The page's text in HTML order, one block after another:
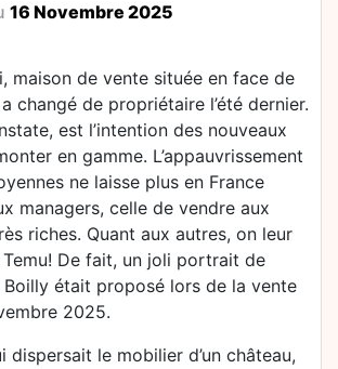
16 Novembre 2025
maison de vente située en face de
changé de propriétaire l’été dernier.
est l’intention des nouveaux
en gamme. L’appauvrissement
ne laisse plus en France
managers, celle de vendre aux
riches. Quant aux autres, on leur
Temu! De fait, un joli portrait de
était proposé lors de la vente
2025.
dispersait le mobilier d’un château,